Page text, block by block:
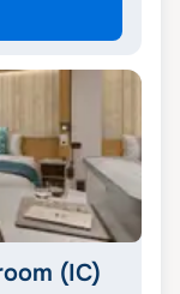
(IC)